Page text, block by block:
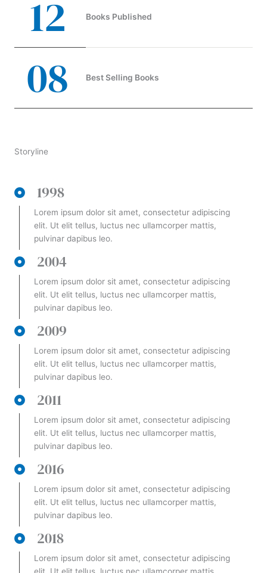
12 Books Published
08 Best Selling Books
Storyline
1998
Lorem ipsum dolor sit amet, consectetur adipiscing
elit. Ut elit tellus, luctus nec ullamcorper mattis,
pulvinar dapibus leo.
2004
Lorem ipsum dolor sit amet, consectetur adipiscing
elit. Ut elit tellus, luctus nec ullamcorper mattis,
pulvinar dapibus leo.
2009
Lorem ipsum dolor sit amet, consectetur adipiscing
elit. Ut elit tellus, luctus nec ullamcorper mattis,
pulvinar dapibus leo.
2011
Lorem ipsum dolor sit amet, consectetur adipiscing
elit. Ut elit tellus, luctus nec ullamcorper mattis,
pulvinar dapibus leo.
2016
Lorem ipsum dolor sit amet, consectetur adipiscing
elit. Ut elit tellus, luctus nec ullamcorper mattis,
pulvinar dapibus leo.
2018
Lorem ipsum dolor sit amet, consectetur adipiscing